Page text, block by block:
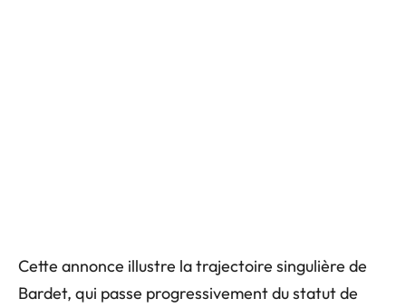
Cette annonce illustre la trajectoire singulière de
Bardet, qui passe progressivement du statut de